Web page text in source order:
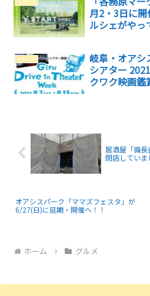
イベント
月2・3日に
ルシェがやっ
イベント
岐阜・オアシ
シアター
クワク映画
居酒屋「備
閉店してい
オアシスパーク「ママズフェスタ」が
6/27(日)に延期・開催へ！！
ホーム グルメ